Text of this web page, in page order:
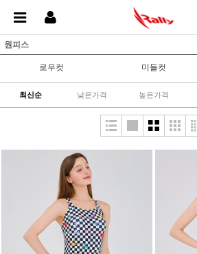
원피스
로우컷 미들컷
최신순 낮은가격 높은가격